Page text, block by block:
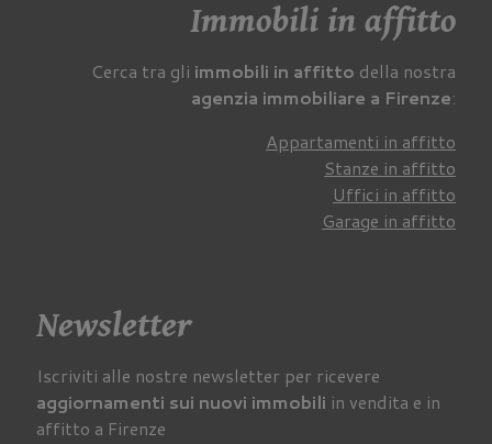
Immobili in affitto
Cerca tra gli immobili in affitto della nostra
agenzia immobiliare a Firenze:
Appartamenti in affitto
Stanze in affitto
Uffici in affitto
Garage in affitto
Newsletter
Iscriviti alle nostre newsletter per ricevere
aggiornamenti sui nuovi immobili in vendita e in
affitto a Firenze